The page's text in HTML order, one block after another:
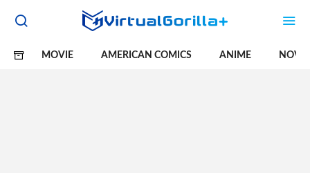
MOVIE AMERICAN COMICS ANIME